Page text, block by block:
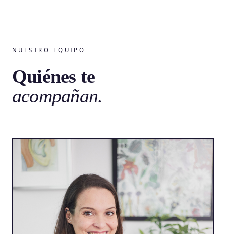
NUESTRO EQUIPO
Quiénes te
acompañan.